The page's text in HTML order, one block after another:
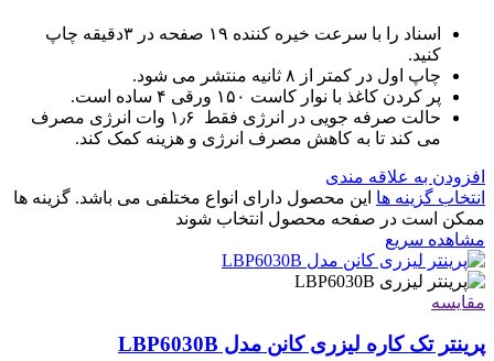
اسناد را با سرعت خیره کننده ۱۹ صفحه در ۳دقیقه چاپ
کنید.
چاپ اول در کمتر از ۸ ثانیه منتشر می شود.
پر کردن کاغذ با نوار کاست ۱۵۰ ورقی ۴ ساده است.
حالت صرفه جویی در انرژی فقط ۱٫۶ وات انرژی مصرف
می کند تا به کاهش مصرف انرژی و هزینه کمک کند.
افزودن به علاقه مندی
انتخاب گزینه ها این محصول دارای انواع مختلفی می باشد. گزینه ها
ممکن است در صفحه محصول انتخاب شوند
مشاهده سریع
مقایسه
پرینتر تک کاره لیزری کانن مدل LBP6030B